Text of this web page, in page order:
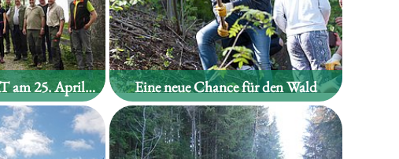
WALDHOANGART am 25. April 2019 in Zell am Ziller Eine neue Chance für den Wald